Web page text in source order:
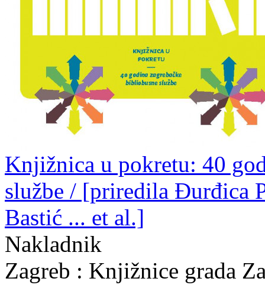
Knjižnica u pokretu: 40
službe / [priredila Đurđica
Bastić ... et al.]
Nakladnik
Zagreb : Knjižnice grada